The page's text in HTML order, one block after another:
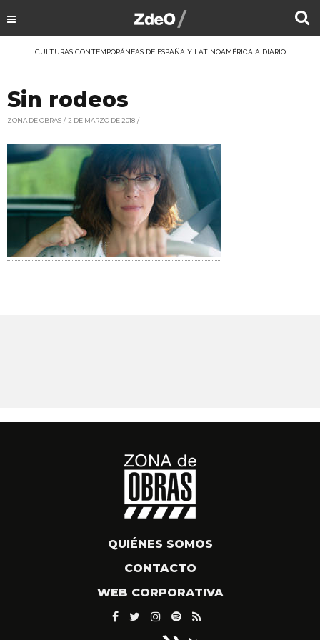
CULTURAS CONTEMPORÁNEAS DE ESPAÑA Y LATINOAMÉRICA A DIARIO
Sin rodeos
ZONA DE OBRAS 2 DE MARZO DE 2018
QUIÉNES SOMOS
CONTACTO
WEB CORPORATIVA